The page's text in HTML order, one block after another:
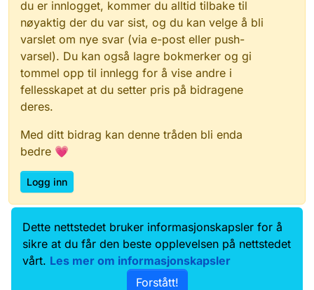
du er innlogget, kommer du alltid tilbake til
nøyaktig der du var sist, og du kan velge å bli
varslet om nye svar (via e-post eller push-
varsel). Du kan også lagre bokmerker og gi
tommel opp til innlegg for å vise andre i
fellesskapet at du setter pris på bidragene
deres.
Med ditt bidrag kan denne tråden bli enda
bedre 💗
Logg inn
Data.norge.no
Kontakt oss
Samtykke og brukervilkår
Tilgjengelighetserklæring
Dette nettstedet bruker informasjonskapsler for å
sikre at du får den beste opplevelsen på nettstedet
vårt. Les mer om informasjonskapsler
Forstått!